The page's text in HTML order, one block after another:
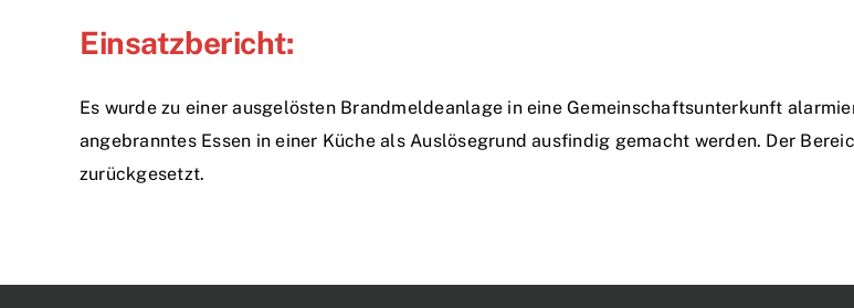
Einsatzbericht:
Es wurde zu einer ausgelösten Brandmeldeanlage in eine Gemeinschaftsunterkunft
angebranntes Essen in einer Küche als Auslösegrund ausfindig gemacht werden. Der
zurückgesetzt.